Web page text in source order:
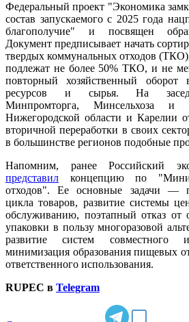
Федеральный проект "Экономика
состав запускаемого с 2025 года
благополучие" и посвящен
Документ предписывает начать
твердых коммунальных отходов
подлежат не более 50% ТКО, и не
повторный хозяйственный оборот
ресурсов и сырья. На
Минпромторга, Минсельхоза
Нижегородской области и Карелии
вторичной переработки в своих
в большинстве регионов подобные
Напомним, ранее Российский
представил концепцию по
отходов". Ее основные задачи —
цикла товаров, развитие системы
обслуживанию, поэтапный отказ от
упаковки в пользу многоразовой
развитие систем совместного
минимизация образования пищевых
ответственного использования.
RUPEC в Telegram